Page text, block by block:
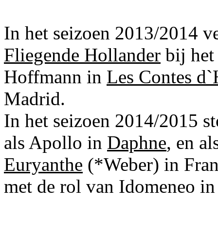
In het seizoen 2013/2014
Fliegende Hollander bij het
Hoffmann in Les Contes
Madrid.
In het seizoen 2014/2015
als Apollo in Daphne, en
Euryanthe (*Weber) in
met de rol van Idomeneo